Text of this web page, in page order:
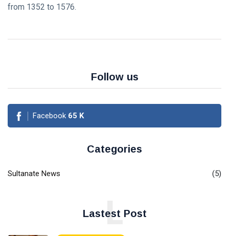
from 1352 to 1576.
Follow us
Facebook 65 K
Categories
Sultanate News (5)
Lastest Post
L